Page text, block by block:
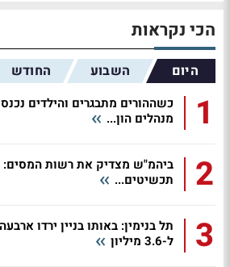
הכי נקראות
היום השבוע החודש
1
כשההורים מתבגרים והילדים
מנהלים הון...
2
ביהמ"ש מצדיק את רשות המסים:
תכשיטים...
3
ל-3.6 מיליון